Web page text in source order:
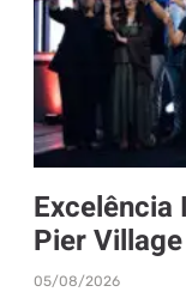
Pier
05/08/2026